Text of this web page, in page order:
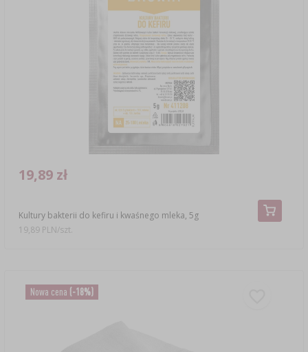
Kultury bakterii do kefiru i kwaśnego mleka, 5g
19,89 zł
19,89 PLN/szt.
Nowa cena (-18%)